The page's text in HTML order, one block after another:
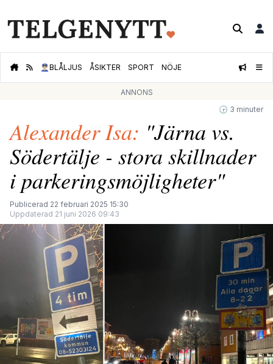
👮🏻‍♂️BLÅLJUS ÅSIKTER SPORT NÖJE
ANNONS
🕝 3 minuter
Alexander Isa: "Järna vs.
Södertälje - stora skillnader
i parkeringsmöjligheter"
Publicerad 22 februari 2025 15:30
Uppdaterad 21 juni 2026 09:43